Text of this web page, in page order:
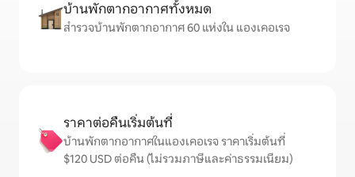
บ้านพักตากอากาศทั้งหมด
สำรวจบ้านพักตากอากาศ 60 แห่งใน แองเคอเรจ
ราคาต่อคืนเริ่มต้นที่
บ้านพักตากอากาศในแองเคอเรจ ราคาเริ่มต้นที่
$120 USD ต่อคืน (ไม่รวมภาษีและค่าธรรมเนียม)